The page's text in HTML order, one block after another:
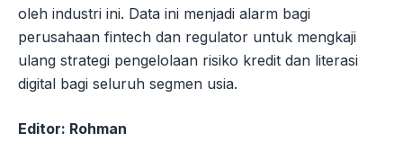
oleh industri ini. Data ini menjadi alarm bagi
perusahaan fintech dan regulator untuk mengkaji
ulang strategi pengelolaan risiko kredit dan literasi
digital bagi seluruh segmen usia.
Editor: Rohman